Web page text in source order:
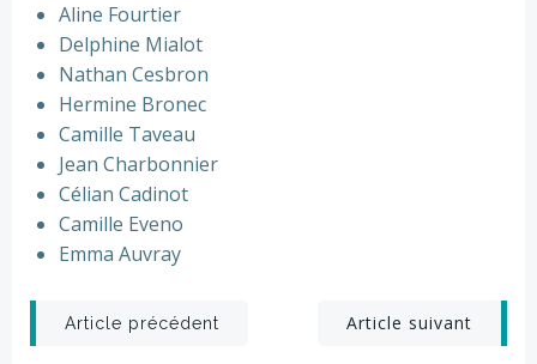
Aline Fourtier
Delphine Mialot
Nathan Cesbron
Hermine Bronec
Camille Taveau
Jean Charbonnier
Célian Cadinot
Camille Eveno
Emma Auvray
Post
Article précédent
PostArticle suivant